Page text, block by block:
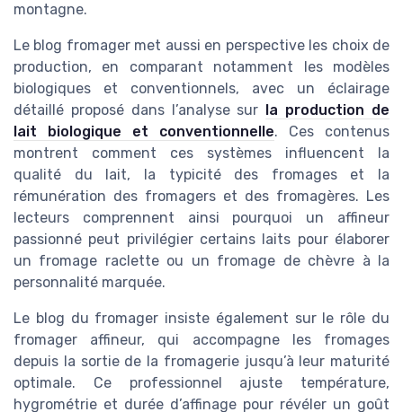
montagne.
Le blog fromager met aussi en perspective les choix de
production, en comparant notamment les modèles
biologiques et conventionnels, avec un éclairage
détaillé proposé dans l’analyse sur
la production de
lait biologique et conventionnelle. Ces contenus
montrent comment ces systèmes influencent la
qualité du lait, la typicité des fromages et la
rémunération des fromagers et des fromagères. Les
lecteurs comprennent ainsi pourquoi un affineur
passionné peut privilégier certains laits pour élaborer
un fromage raclette ou un fromage de chèvre à la
personnalité marquée.
Le blog du fromager insiste également sur le rôle du
fromager affineur, qui accompagne les fromages
depuis la sortie de la fromagerie jusqu’à leur maturité
optimale. Ce professionnel ajuste température,
hygrométrie et durée d’affinage pour révéler un goût